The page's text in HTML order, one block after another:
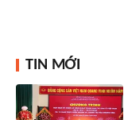
TIN MỚI